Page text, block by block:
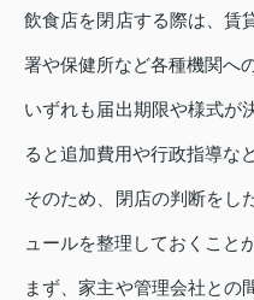
飲食店を閉店する際は、賃
署や保健所など各種機関へ
いずれも届出期限や様式が
ると追加費用や行政指導な
そのため、閉店の判断をし
ュールを整理しておくこと
まず、家主や管理会社との